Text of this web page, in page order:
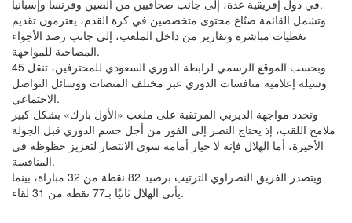
في دول إفريقية عدة، إلى جانب صحافيين من الصين وفرنسا وإسبانيا.
وتشمل القائمة صنّاع محتوى متخصصين في كرة القدم، يعتزمون تقديم
تغطيات مباشرة وتقارير من داخل الملعب، إلى جانب رصد الأجواء
المصاحبة للمواجهة.
وبحسب الموقع الرسمي لرابطة الدوري السعودي للمحترفين، تنقل 45
وسيلة إعلامية منافسات الدوري عبر مختلف المنصات ووسائل التواصل
الاجتماعي.
وتحدد مواجهة الديربي المرتقبة على ملعب «الأول بارك» بشكل كبير
ملامح اللقب، إذ يحتاج النصر إلى الفوز من أجل حسم الدوري قبل الجولة
الأخيرة، أما الهلال فإنه لا خيار أمامه سوى الانتصار لتعزيز حظوظه في
المنافسة.
ويتصدر الفريق النصراوي الترتيب برصيد 82 نقطة من 32 مباراة، بينما
يأتي الهلال ثانيًا بـ77 نقطة من 31 لقاء.